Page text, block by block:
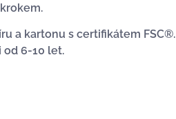
a kartonu s certifikátem FSC®.
od 6-10 let.